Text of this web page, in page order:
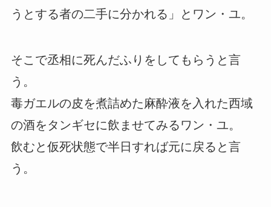
うとする者の二手に分かれる」とワン・ユ。
そこで丞相に死んだふりをしてもらうと言
う。
毒ガエルの皮を煮詰めた麻酔液を入れた西域
の酒をタンギセに飲ませてみるワン・ユ。
飲むと仮死状態で半日すれば元に戻ると言
う。